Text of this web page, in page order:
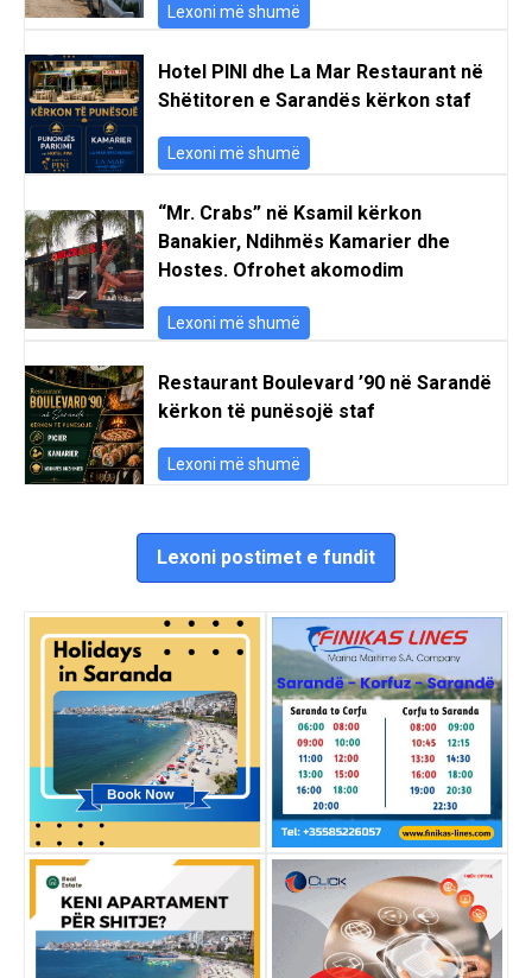
Lexoni më shumë
Hotel PINI dhe La Mar Restaurant në
Shëtitoren e Sarandës kërkon staf
Lexoni më shumë
“Mr. Crabs” në Ksamil kërkon
Banakier, Ndihmës Kamarier dhe
Hostes. Ofrohet akomodim
Lexoni më shumë
Restaurant Boulevard ’90 në Sarandë
kërkon të punësojë staf
Lexoni më shumë
Lexoni postimet e fundit